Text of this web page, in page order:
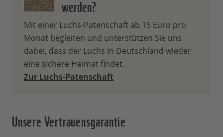
eingesetzt. Dabei hilft Ihre Patenschaft
von Lebensräumen bei, 2. hilft sie bei der
Ausweitung von Schutzgebieten, 3.
ermöglicht sie, Wilderei effektiv zu
bekämpfen, 4. stärkt sie die
Umweltbildung, 5. hilft sie dabei,
weltweite Arbeit für den Natur- und
werden?
Mit einer Luchs-Patenschaft ab 15 Euro pro
Monat begleiten und unterstützen Sie uns
dabei, dass der Luchs in Deutschland wieder
eine sichere Heimat findet.
Zur Luchs-Patenschaft
Unsere Vertrauensgarantie